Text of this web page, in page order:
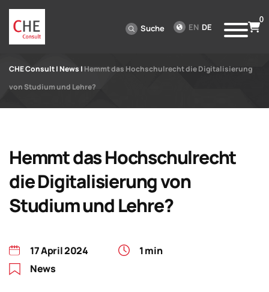
Suche EN DE
0
CHE Consult|News | Hemmt das Hochschulrecht die Digitalisierung
von Studium und Lehre?
Hemmt das Hochschulrecht
die Digitalisierung von
Studium und Lehre?
17 April 2024
1 min
News